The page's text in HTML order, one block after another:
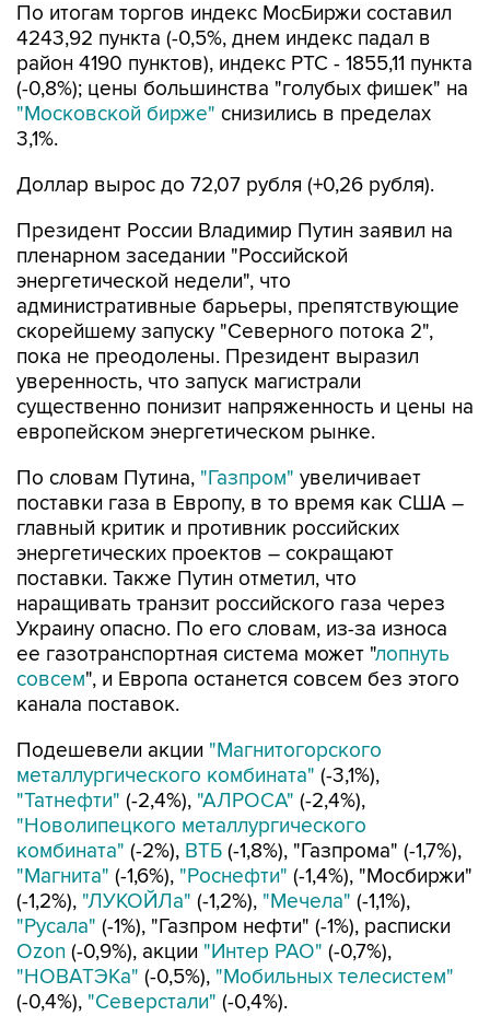
По итогам торгов индекс МосБиржи составил
4243,92 пункта (-0,5%, днем индекс падал в
район 4190 пунктов), индекс РТС - 1855,11 пункта
(-0,8%); цены большинства "голубых фишек" на
"Московской бирже" снизились в пределах
3,1%.
Доллар вырос до 72,07 рубля (+0,26 рубля).
Президент России Владимир Путин заявил на
пленарном заседании "Российской
энергетической недели", что
административные барьеры, препятствующие
скорейшему запуску "Северного потока 2",
пока не преодолены. Президент выразил
уверенность, что запуск магистрали
существенно понизит напряженность и цены на
европейском энергетическом рынке.
По словам Путина, "Газпром" увеличивает
поставки газа в Европу, в то время как США –
главный критик и противник российских
энергетических проектов – сокращают
поставки. Также Путин отметил, что
наращивать транзит российского газа через
Украину опасно. По его словам, из-за износа
ее газотранспортная система может "лопнуть
совсем", и Европа останется совсем без этого
канала поставок.
Подешевели акции "Магнитогорского
металлургического комбината" (-3,1%),
"Татнефти" (-2,4%), "АЛРОСА" (-2,4%),
"Новолипецкого металлургического
комбината" (-2%), ВТБ (-1,8%), "Газпрома" (-1,7%),
"Магнита" (-1,6%), "Роснефти" (-1,4%), "Мосбиржи"
(-1,2%), "ЛУКОЙЛа" (-1,2%), "Мечела" (-1,1%),
"Русала" (-1%), "Газпром нефти" (-1%), расписки
Ozon (-0,9%), акции "Интер РАО" (-0,7%),
"НОВАТЭКа" (-0,5%), "Мобильных телесистем"
(-0,4%), "Северстали" (-0,4%).